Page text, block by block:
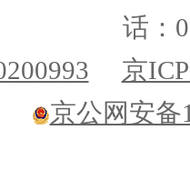
话：
京
京公网安备